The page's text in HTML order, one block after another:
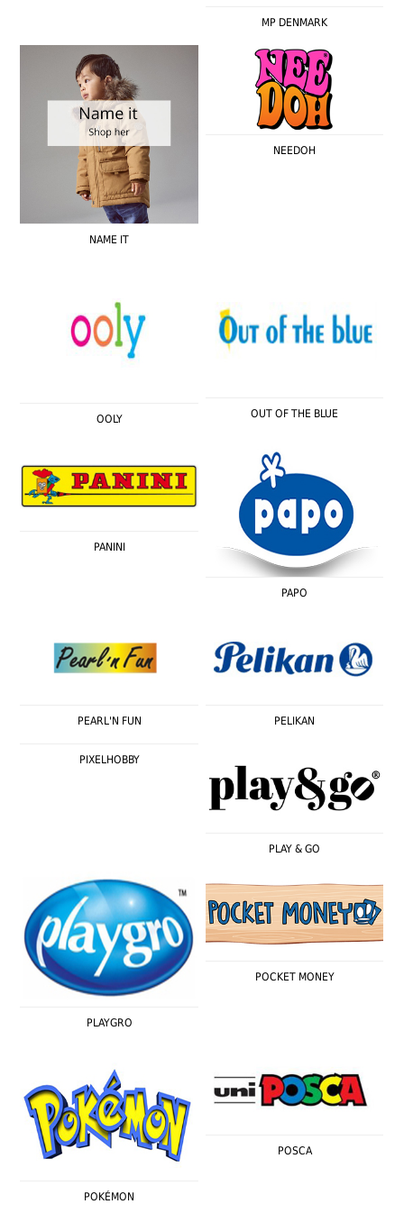
MP DENMARK
NAME IT
NEEDOH
OOLY OUT OF THE BLUE
PANINI
PAPO
PEARL'N FUN PELIKAN
PIXELHOBBY
PLAY & GO
PLAYGRO
POCKET MONEY
POKÉMON
POSCA